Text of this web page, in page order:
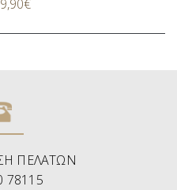
€
ΠΕΛΑΤΩΝ
78115